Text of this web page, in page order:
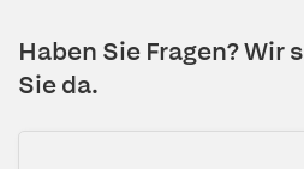
Haben Sie Fragen? Wir
Sie da.